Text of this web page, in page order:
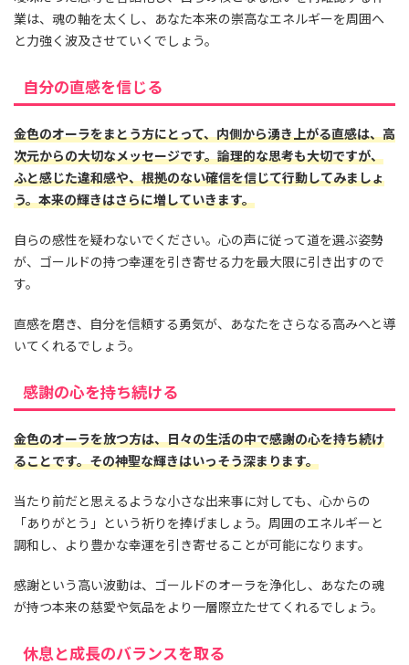
業は、魂の軸を太くし、あなた本来の崇高なエネルギーを周囲へ
と力強く波及させていくでしょう。
自分の直感を信じる
金色のオーラをまとう方にとって、内側から湧き上がる直感は、高
次元からの大切なメッセージです。論理的な思考も大切ですが、
ふと感じた違和感や、根拠のない確信を信じて行動してみましょ
う。本来の輝きはさらに増していきます。
自らの感性を疑わないでください。心の声に従って道を選ぶ姿勢
が、ゴールドの持つ幸運を引き寄せる力を最大限に引き出すので
す。
直感を磨き、自分を信頼する勇気が、あなたをさらなる高みへと導
いてくれるでしょう。
感謝の心を持ち続ける
金色のオーラを放つ方は、日々の生活の中で感謝の心を持ち続け
ることです。その神聖な輝きはいっそう深まります。
当たり前だと思えるような小さな出来事に対しても、心からの
「ありがとう」という祈りを捧げましょう。周囲のエネルギーと
調和し、より豊かな幸運を引き寄せることが可能になります。
感謝という高い波動は、ゴールドのオーラを浄化し、あなたの魂
が持つ本来の慈愛や気品をより一層際立たせてくれるでしょう。
休息と成長のバランスを取る